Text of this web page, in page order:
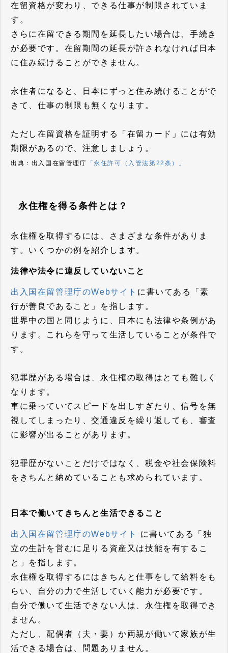
在留資格が変わり、できる仕事が制限されていま
す。
さらに在留できる期間を延長したい場合は、手続き
が必要です。在留期間の延長が許されなければ日本
に住み続けることができません。
永住者になると、日本にずっと住み続けることがで
きて、仕事の制限も無くなります。
ただし在留資格を証明する「在留カード」には有効
期限があるので、注意しましょう。
出典：出入国在留管理庁 「永住許可（入管法第22条）」
永住権を得る条件とは？
永住権を取得するには、さまざまな条件がありま
す。いくつかの例を紹介します。
法律や法令に違反していないこと
出入国在留管理庁のWebサイト に書いてある「素
行が善良であること」を指します。
世界中の国と同じように、日本にも法律や条例があ
ります。これらを守って生活していることが条件で
す。
犯罪歴がある場合は、永住権の取得はとても難しく
なります。
車に乗っていてスピードを出しすぎたり、信号を無
視してしまったり、交通違反を繰り返しても、審査
に影響が出ることがあります。
犯罪歴がないことだけではなく、税金や社会保険料
をきちんと納めていることも求められています。
日本で働いてきちんと生活できること
出入国在留管理庁のWebサイト
に書いてある「独
立の生計を営むに足りる資産又は技能を有するこ
と」を指します。
永住権を取得するにはきちんと仕事をして給料をも
らい、自分の力で生活していく能力が必要です。
自分で働いて生活できない人は、永住権を取得でき
ません。
ただし、配偶者（夫・妻）か両親が働いて家族が生
活できる場合は、問題ありません。